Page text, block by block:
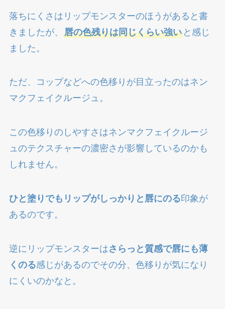
落ちにくさはリップモンスターのほうがあると書
きましたが、 唇の色残りは同じくらい強いと感じ
ました。
ただ、コップなどへの色移りが目立ったのはネン
マクフェイクルージュ。
この色移りのしやすさはネンマクフェイクルージ
ュのテクスチャーの濃密さが影響しているのかも
しれません。
ひと塗りでもリップがしっかりと唇にのる印象が
あるのです。
逆にリップモンスターはさらっと質感で唇にも薄
くのる感じがあるのでその分、色移りが気になり
にくいのかなと。